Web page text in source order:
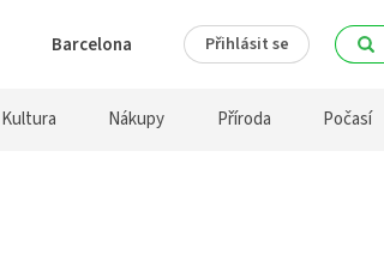
Barcelona Přihlásit se
Kultura Nákupy Příroda Počasí